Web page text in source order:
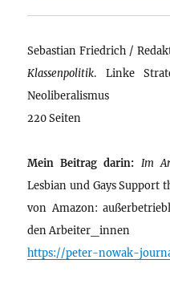
Sebastian Friedrich /
Klassenpolitik. Linke
Neoliberalismus
220 Seiten
Mein Beitrag darin: Im
Lesbian und Gays Support
von Amazon:
den Arbeiter_innen
https://peter-nowak-